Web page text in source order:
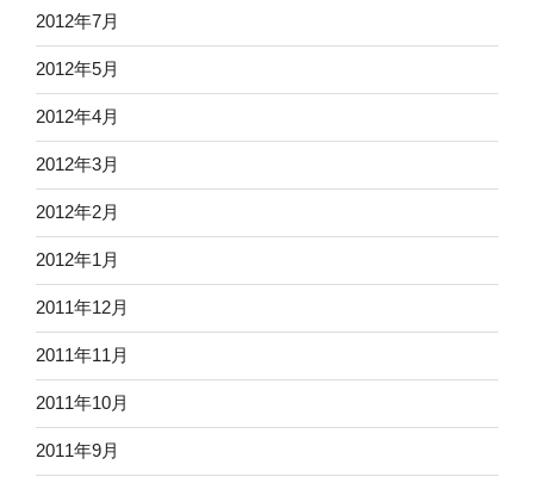
2012年7月
2012年5月
2012年4月
2012年3月
2012年2月
2012年1月
2011年12月
2011年11月
2011年10月
2011年9月